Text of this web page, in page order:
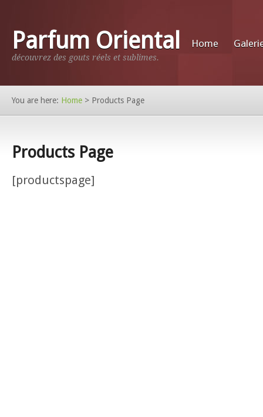
Parfum Oriental
découvrez des gouts réels et sublimes.
Home
You are here: Home > Products Page
Products Page
[productspage]